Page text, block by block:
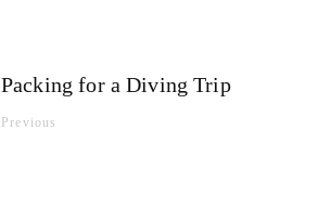
Packing for a Diving Trip
Previous